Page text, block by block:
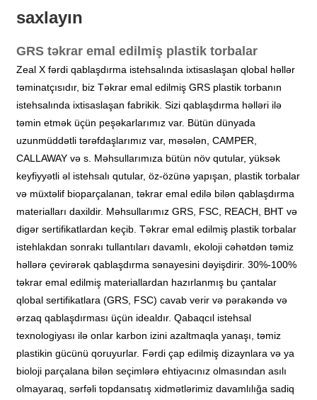
saxlayın
GRS təkrar emal edilmiş plastik torbalar
Zeal X fərdi qablaşdırma istehsalında ixtisaslaşan qlobal həllər
təminatçısıdır, biz Təkrar emal edilmiş GRS plastik torbanın
istehsalında ixtisaslaşan fabrikik. Sizi qablaşdırma həlləri ilə
təmin etmək üçün peşəkarlarımız var. Bütün dünyada
uzunmüddətli tərəfdaşlarımız var, məsələn, CAMPER,
CALLAWAY və s. Məhsullarımıza bütün növ qutular, yüksək
keyfiyyətli əl istehsalı qutular, öz-özünə yapışan, plastik torbalar
və müxtəlif bioparçalanan, təkrar emal edilə bilən qablaşdırma
materialları daxildir. Məhsullarımız GRS, FSC, REACH, BHT və
digər sertifikatlardan keçib. Təkrar emal edilmiş plastik torbalar
istehlakdan sonrakı tullantıları davamlı, ekoloji cəhətdən təmiz
həllərə çevirərək qablaşdırma sənayesini dəyişdirir. 30%-100%
təkrar emal edilmiş materiallardan hazırlanmış bu çantalar
qlobal sertifikatlara (GRS, FSC) cavab verir və pərakəndə və
ərzaq qablaşdırması üçün idealdır. Qabaqcıl istehsal
texnologiyası ilə onlar karbon izini azaltmaqla yanaşı, təmiz
plastikin gücünü qoruyurlar. Fərdi çap edilmiş dizaynlara və ya
bioloji parçalana bilən seçimlərə ehtiyacınız olmasından asılı
olmayaraq, sərfəli topdansatış xidmətlərimiz davamlılığa sadiq